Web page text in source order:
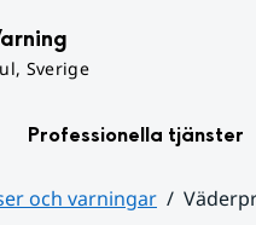
Sverige
Professionella tjänster
och varningar
varningar